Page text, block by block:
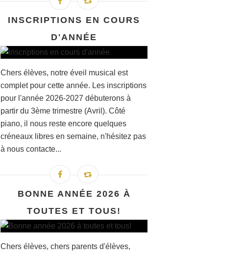
INSCRIPTIONS EN COURS
D'ANNÉE
Chers élèves, notre éveil musical est
complet pour cette année. Les inscriptions
pour l'année 2026-2027 débuterons à
partir du 3ème trimestre (Avril). Côté
piano, il nous reste encore quelques
créneaux libres en semaine, n'hésitez pas
à nous contacte...
BONNE ANNÉE 2026 À
TOUTES ET TOUS!
Chers élèves, chers parents d'élèves,